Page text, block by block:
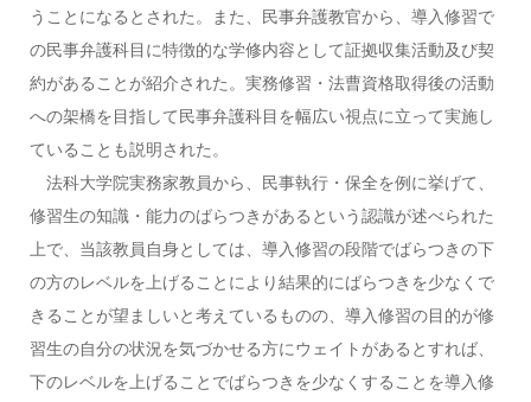
うことになるとされた。また、民事弁護教官から、導入修習で
の民事弁護科目に特徴的な学修内容として証拠収集活動及び契
約があることが紹介された。実務修習・法曹資格取得後の活動
への架橋を目指して民事弁護科目を幅広い視点に立って実施し
ていることも説明された。
法科大学院実務家教員から、民事執行・保全を例に挙げて、
修習生の知識・能力のばらつきがあるという認識が述べられた
上で、当該教員自身としては、導入修習の段階でばらつきの下
の方のレベルを上げることにより結果的にばらつきを少なくで
きることが望ましいと考えているものの、導入修習の目的が修
習生の自分の状況を気づかせる方にウェイトがあるとすれば、
下のレベルを上げることでばらつきを少なくすることを導入修